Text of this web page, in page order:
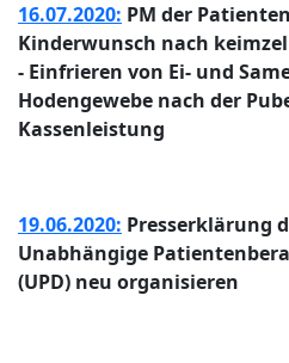
16.07.2020: PM der
Kinderwunsch nach
- Einfrieren von Ei- und
Hodengewebe nach der
Kassenleistung
19.06.2020: Presserklärung
Unabhängige
(UPD) neu organisieren